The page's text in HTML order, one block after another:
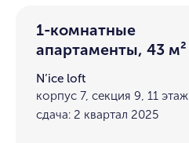
1-комнатные
апартаменты, 43 м²
N’ice loft
корпус 7, секция 9, 11 этаж
сдача: 2 квартал 2025